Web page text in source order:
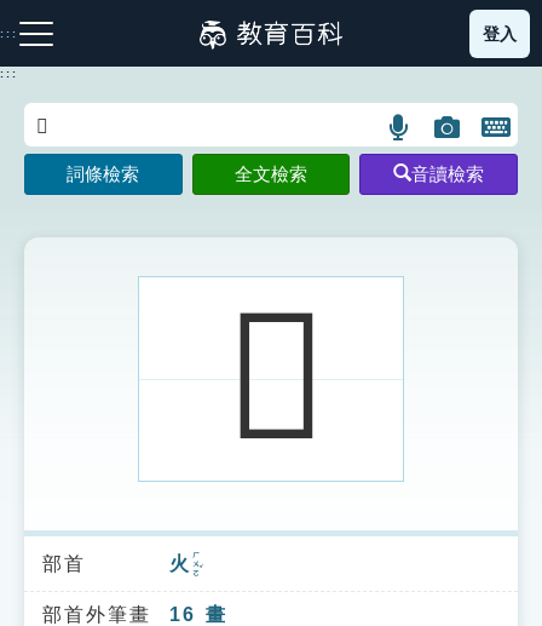
到
主
:::
注音索引圖示 筆畫索引圖示 部首索引表圖示
索引選單
知識索引
登入
:::
語
言
搜
示
圖
片
搜
開
鍵
圖
詞條檢索 全文檢索 音讀檢索
𤒁
部首 火 ㄏㄨㄛˇ
部首外筆畫 16 畫